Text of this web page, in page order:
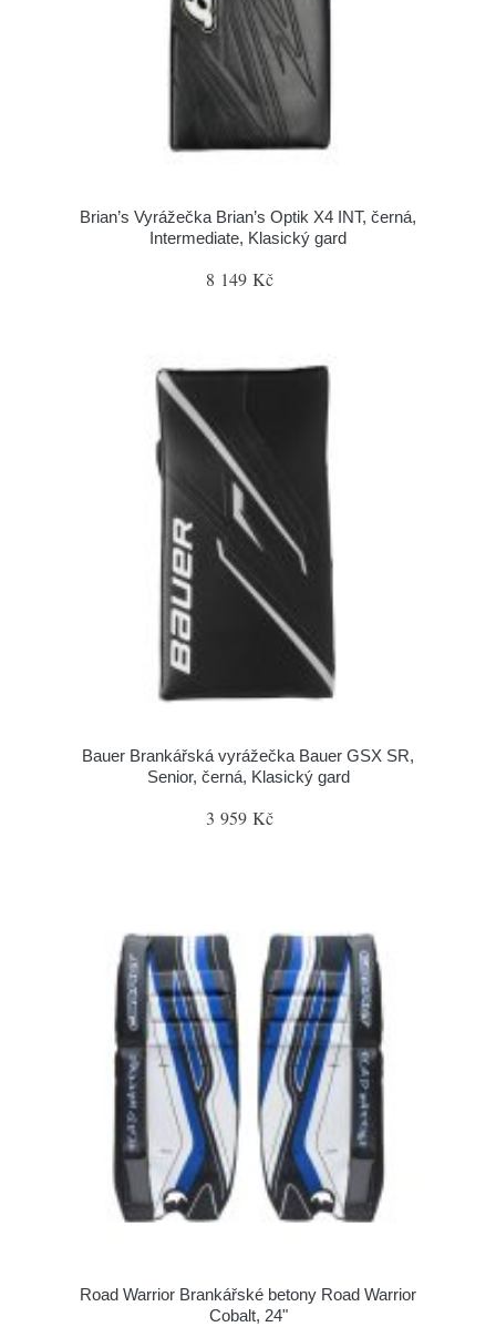
Brian’s Vyrážečka Brian’s Optik X4 INT, černá,
Intermediate, Klasický gard
8 149 Kč
Bauer Brankářská vyrážečka Bauer GSX SR,
Senior, černá, Klasický gard
3 959 Kč
Road Warrior Brankářské betony Road Warrior
Cobalt, 24"